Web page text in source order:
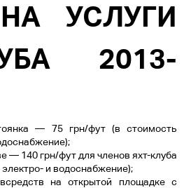
УСЛУГИ
2013-
— 75 грн/фут (в стоимость
— 140 грн/фут для членов яхт-клуба
и водоснабжение);
на открытой площадке с